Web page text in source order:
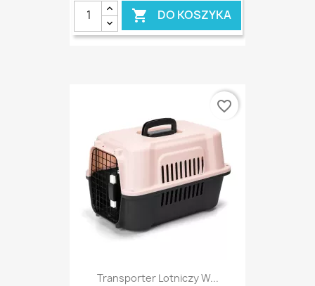
 DO KOSZYKA
Transporter Lotniczy W...
favorite_border